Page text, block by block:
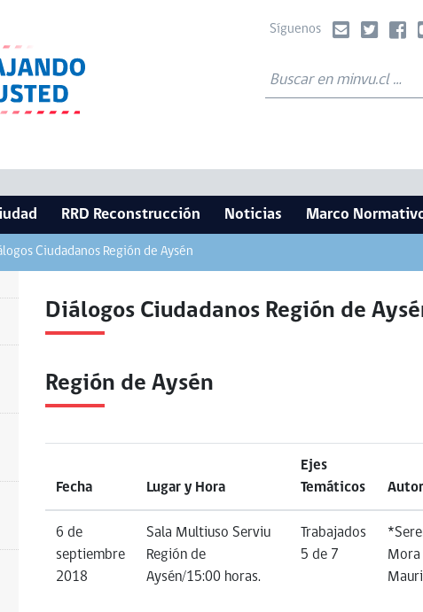
Síguenos
RRD Reconstrucción Noticias Marco
Ciudadanos Región de Aysén
Diálogos Ciudadanos Región de
Región de Aysén
Fecha Lugar y Hora
Ejes
Temáticos
6 de
septiembre
2018
Sala Multiuso Serviu
Región de
Aysén/15:00 horas.
Trabajados
5 de 7
Mora